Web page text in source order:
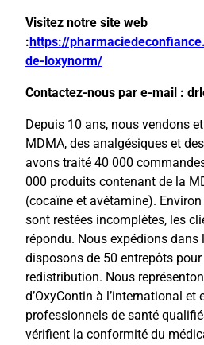
Visitez notre site web
: https://
de-loxynorm/
Contactez-nous par e-mail :
Depuis 10 ans, nous vendons
MDMA, des analgésiques et
avons traité 40 000
000 produits contenant de la
(cocaïne et avétamine).
sont restées incomplètes, les
répondu. Nous expédions dans
disposons de 50 entrepôts
redistribution. Nous
d’OxyContin à l’international et
professionnels de santé
vérifient la conformité du